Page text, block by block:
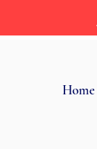
Home